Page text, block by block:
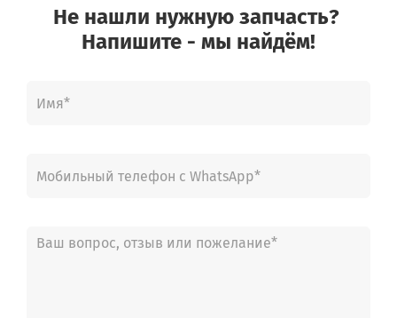
Не нашли нужную запчасть?
Напишите - мы найдём!